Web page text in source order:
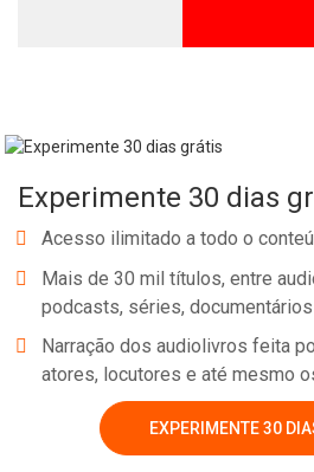
Experimente 30 dias
Acesso ilimitado a todo o
Mais de 30 mil títulos, entre
podcasts, séries, documentários
Narração dos audiolivros feita
atores, locutores e até mesmo
EXPERIMENTE 30